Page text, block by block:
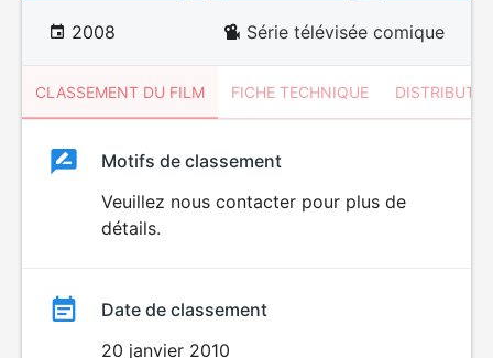
2008 Série télévisée comique
CLASSEMENT DU FILM FICHE TECHNIQUE
ClassementClassement
DÉCONSEILLÉ
Motifs de classement
Veuillez nous contacter pour plus de
détails.
Date de classement
20 janvier 2010